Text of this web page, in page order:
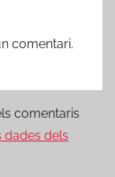
comentari.
comentaris
dades dels